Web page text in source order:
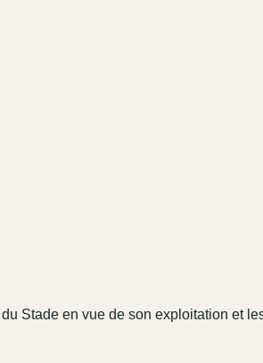
Stade en vue de son exploitation et